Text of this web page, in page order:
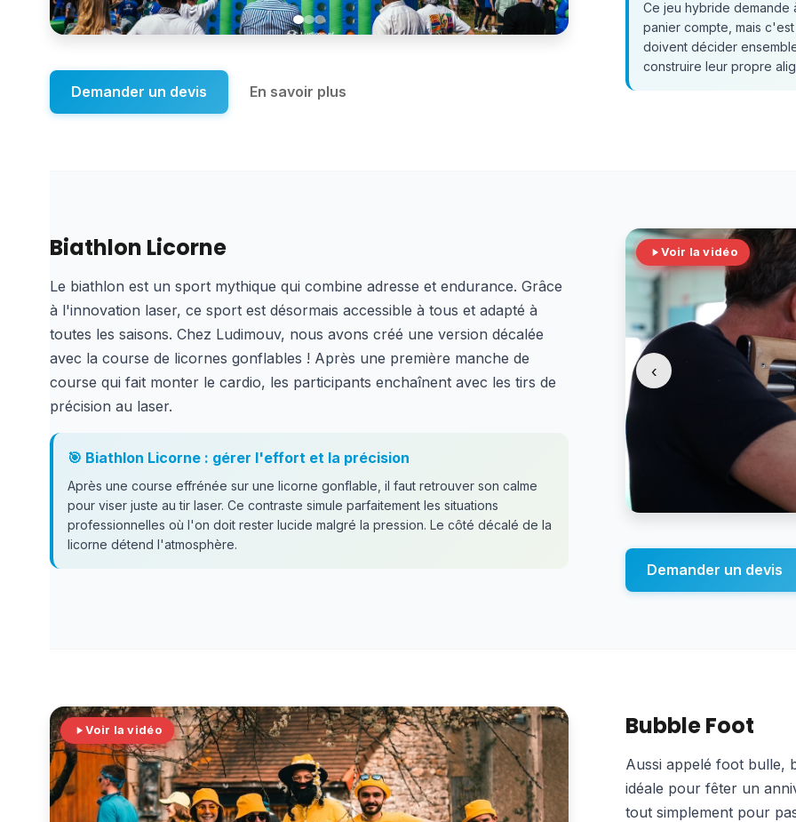
Ce jeu hybride demande
panier compte, mais
doivent décider
construire leur propre
Demander un devis En savoir plus
Voir la vidéo
‹
Biathlon Licorne
Le biathlon est un sport mythique qui combine adresse et endurance. Grâce
à l'innovation laser, ce sport est désormais accessible à tous et adapté à
toutes les saisons. Chez Ludimouv, nous avons créé une version décalée
avec la course de licornes gonflables ! Après une première manche de
course qui fait monter le cardio, les participants enchaînent avec les tirs de
précision au laser.
🎯 Biathlon Licorne : gérer l'effort et la précision
Après une course effrénée sur une licorne gonflable, il faut retrouver son calme
pour viser juste au tir laser. Ce contraste simule parfaitement les situations
professionnelles où l'on doit rester lucide malgré la pression. Le côté décalé de la
licorne détend l'atmosphère.
Demander un devis
Voir la vidéo Bubble Foot
Aussi appelé foot bulle,
idéale pour fêter un
tout simplement pour